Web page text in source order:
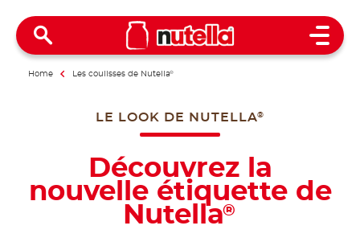
Open
Home Les coulisses de Nutella®
LE LOOK DE NUTELLA®
Découvrez la
nouvelle étiquette de
Nutella®